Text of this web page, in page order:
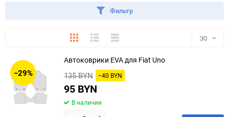
Фильтр
ПлиткаПодробноКомпактно 30
−29%
Автоковрики EVA для Fiat Uno
135 BYN −40 BYN
95 BYN
В наличии